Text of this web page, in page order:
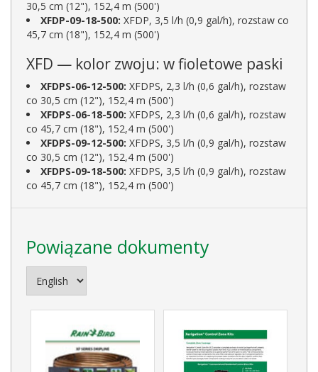
30,5 cm (12"), 152,4 m (500')
XFDP-09-18-500: XFDP, 3,5 l/h (0,9 gal/h), rozstaw co
45,7 cm (18"), 152,4 m (500')
XFD — kolor zwoju: w fioletowe paski
XFDPS-06-12-500: XFDPS, 2,3 l/h (0,6 gal/h), rozstaw
co 30,5 cm (12"), 152,4 m (500')
XFDPS-06-18-500: XFDPS, 2,3 l/h (0,6 gal/h), rozstaw
co 45,7 cm (18"), 152,4 m (500')
XFDPS-09-12-500: XFDPS, 3,5 l/h (0,9 gal/h), rozstaw
co 30,5 cm (12"), 152,4 m (500')
XFDPS-09-18-500: XFDPS, 3,5 l/h (0,9 gal/h), rozstaw
co 45,7 cm (18"), 152,4 m (500')
Powiązane dokumenty